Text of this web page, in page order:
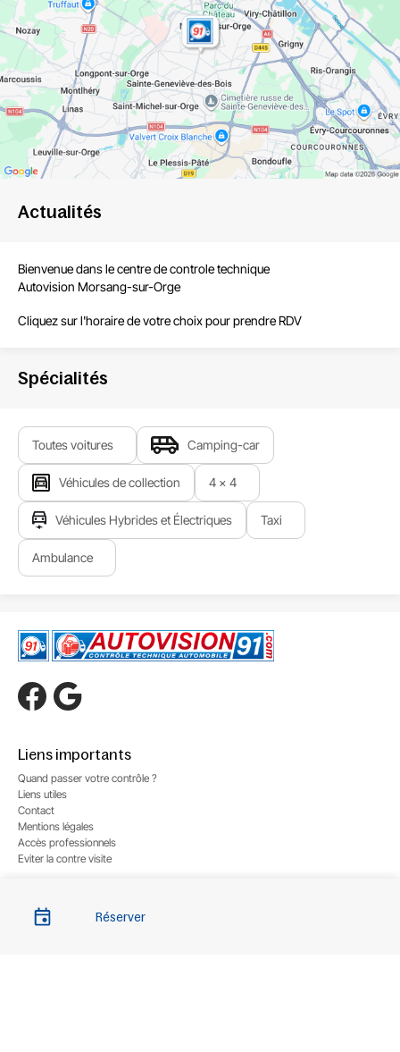
Actualités
Bienvenue dans le centre de controle technique
Autovision Morsang-sur-Orge
Cliquez sur l'horaire de votre choix pour prendre RDV
Spécialités
Toutes voitures Camping-car
Véhicules de collection 4 x 4
Véhicules Hybrides et Électriques Taxi
Ambulance
Liens importants
Quand passer votre contrôle ?
Liens utiles
Contact
Mentions légales
Accès professionnels
Eviter la contre visite
Choix du centreRéserver